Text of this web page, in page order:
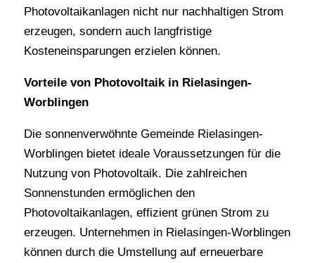
Photovoltaikanlagen nicht nur nachhaltigen Strom
erzeugen, sondern auch langfristige
Kosteneinsparungen erzielen können.
Vorteile von Photovoltaik in Rielasingen-
Worblingen
Die sonnenverwöhnte Gemeinde Rielasingen-
Worblingen bietet ideale Voraussetzungen für die
Nutzung von Photovoltaik. Die zahlreichen
Sonnenstunden ermöglichen den
Photovoltaikanlagen, effizient grünen Strom zu
erzeugen. Unternehmen in Rielasingen-Worblingen
können durch die Umstellung auf erneuerbare